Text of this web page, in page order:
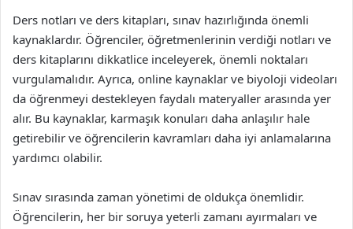
Ders notları ve ders kitapları, sınav hazırlığında önemli
kaynaklardır. Öğrenciler, öğretmenlerinin verdiği notları ve
ders kitaplarını dikkatlice inceleyerek, önemli noktaları
vurgulamalıdır. Ayrıca, online kaynaklar ve biyoloji videoları
da öğrenmeyi destekleyen faydalı materyaller arasında yer
alır. Bu kaynaklar, karmaşık konuları daha anlaşılır hale
getirebilir ve öğrencilerin kavramları daha iyi anlamalarına
yardımcı olabilir.
Sınav sırasında zaman yönetimi de oldukça önemlidir.
Öğrencilerin, her bir soruya yeterli zamanı ayırmaları ve